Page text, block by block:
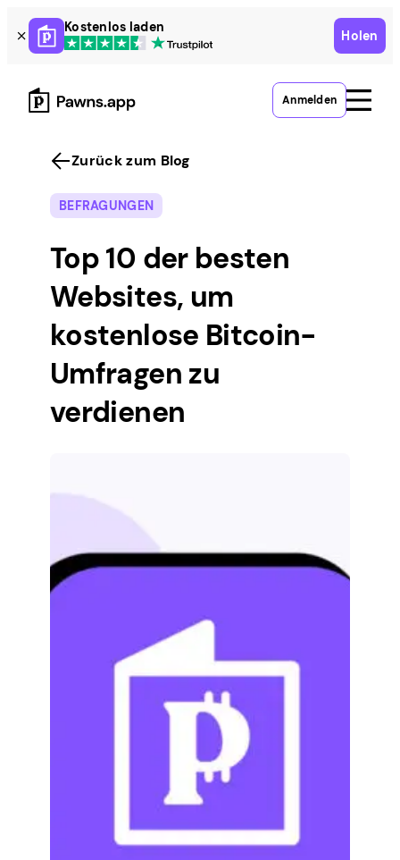
Skip
to
content
Kostenlos laden
Holen
Anmelden
Zurück zum Blog
BEFRAGUNGEN
Top 10 der besten
Websites, um
kostenlose Bitcoin-
Umfragen zu
verdienen